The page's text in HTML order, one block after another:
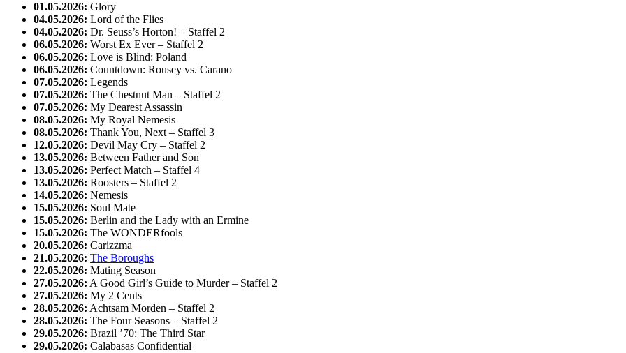
01.05.2026: Glory
04.05.2026: Lord of the Flies
04.05.2026: Dr. Seuss’s Horton! – Staffel 2
06.05.2026: Worst Ex Ever – Staffel 2
06.05.2026: Love is Blind: Poland
06.05.2026: Countdown: Rousey vs. Carano
07.05.2026: Legends
07.05.2026: The Chestnut Man – Staffel 2
07.05.2026: My Dearest Assassin
08.05.2026: My Royal Nemesis
08.05.2026: Thank You, Next – Staffel 3
12.05.2026: Devil May Cry – Staffel 2
13.05.2026: Between Father and Son
13.05.2026: Perfect Match – Staffel 4
13.05.2026: Roosters – Staffel 2
14.05.2026: Nemesis
15.05.2026: Soul Mate
15.05.2026: Berlin and the Lady with an Ermine
15.05.2026: The WONDERfools
20.05.2026: Carizzma
21.05.2026: The Boroughs
22.05.2026: Mating Season
27.05.2026: A Good Girl’s Guide to Murder – Staffel 2
27.05.2026: My 2 Cents
28.05.2026: Achtsam Morden – Staffel 2
28.05.2026: The Four Seasons – Staffel 2
29.05.2026: Brazil ’70: The Third Star
29.05.2026: Calabasas Confidential